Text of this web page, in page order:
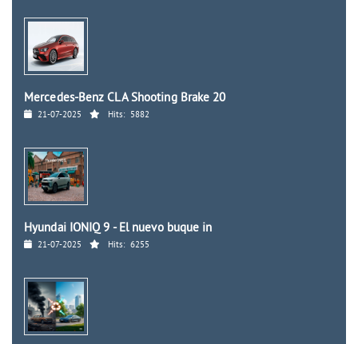
Mercedes-Benz CLA Shooting Brake 20
21-07-2025 Hits: 5882
Hyundai IONIQ 9 - El nuevo buque in
21-07-2025 Hits: 6255